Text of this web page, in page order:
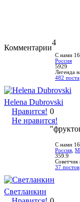
Комментарии
4
С нами 16
Россия
5929
Легенда
482 поста
Helena Dubrovski
Нравится!
Не нравится!
0
С нами 16
Россия
359.9
Советчик
37 постов
Светланкин